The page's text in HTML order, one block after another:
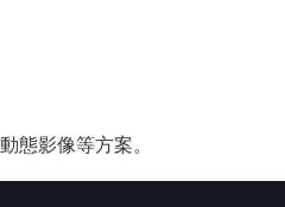
態影像等方案。